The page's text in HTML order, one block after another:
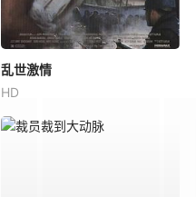
乱世激情
HD